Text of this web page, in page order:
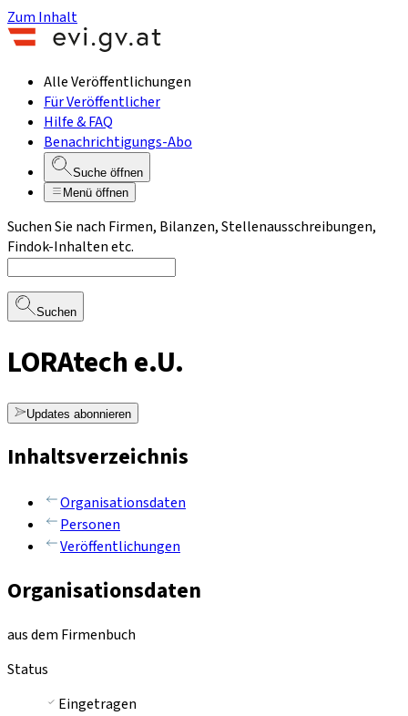
Zum Inhalt
Alle Veröffentlichungen
Für Veröffentlicher
Hilfe & FAQ
Benachrichtigungs-Abo
Suche öffnen
Menü öffnen
Suchen Sie nach Firmen, Bilanzen, Stellenausschreibungen,
Findok-Inhalten etc.
Suchen
LORAtech e.U.
Updates abonnieren
Inhaltsverzeichnis
Organisationsdaten
Personen
Veröffentlichungen
Organisationsdaten
aus dem Firmenbuch
Status
Eingetragen